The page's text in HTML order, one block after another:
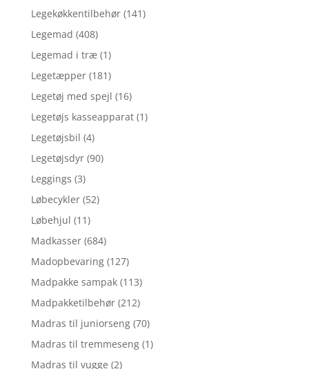
Legekøkkentilbehør (141)
Legemad (408)
Legemad i træ (1)
Legetæpper (181)
Legetøj med spejl (16)
Legetøjs kasseapparat (1)
Legetøjsbil (4)
Legetøjsdyr (90)
Leggings (3)
Løbecykler (52)
Løbehjul (11)
Madkasser (684)
Madopbevaring (127)
Madpakke sampak (113)
Madpakketilbehør (212)
Madras til juniorseng (70)
Madras til tremmeseng (1)
Madras til vugge (2)